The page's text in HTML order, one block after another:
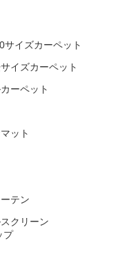
サイズカーペット
イズカーペット
ーペット
ット
テン
クリーン
プ